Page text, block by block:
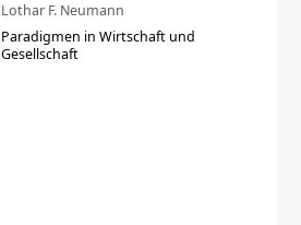
Lothar F. Neumann
Paradigmen in Wirtschaft und
Gesellschaft